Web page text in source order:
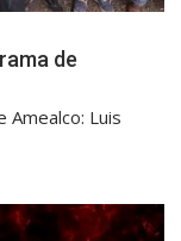
de
Amealco: Luis